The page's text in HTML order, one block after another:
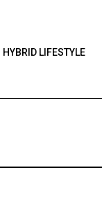
HYBRID LIFESTYLE